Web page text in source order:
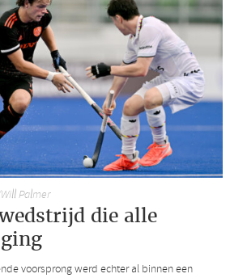
Palmer
die alle
voorsprong werd echter al binnen een